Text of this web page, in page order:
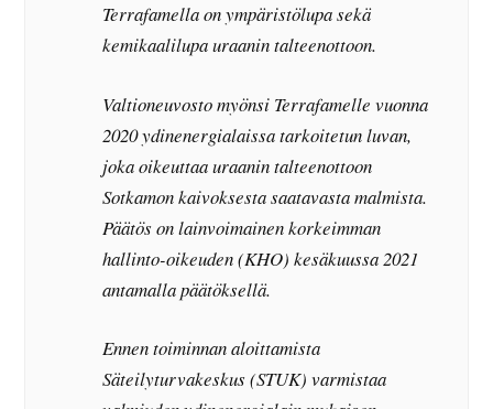
Terrafamella on ympäristölupa sekä
kemikaalilupa uraanin talteenottoon.
Valtioneuvosto myönsi Terrafamelle vuonna
2020 ydinenergialaissa tarkoitetun luvan,
joka oikeuttaa uraanin talteenottoon
Sotkamon kaivoksesta saatavasta malmista.
Päätös on lainvoimainen korkeimman
hallinto-oikeuden (KHO) kesäkuussa 2021
antamalla päätöksellä.
Ennen toiminnan aloittamista
Säteilyturvakeskus (STUK) varmistaa